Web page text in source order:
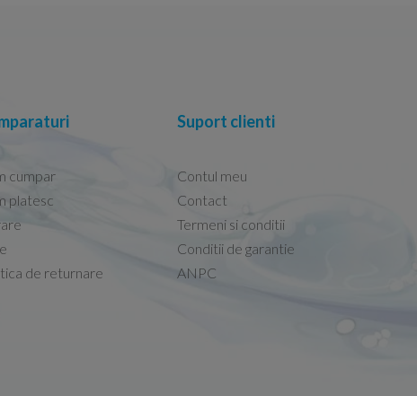
Capacele Grohe sunt de bună calitate și se
Marius -08.02.2026
cumpar
platesc
de returnare
Suport clienti
Contul meu
Contact
Termeni si conditii
Conditii de garantie
ANPC